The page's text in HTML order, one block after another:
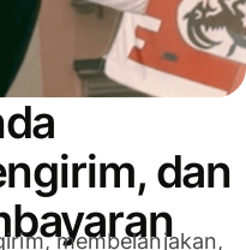
dan
membelanjakan,